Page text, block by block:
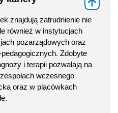
znajdują zatrudnienie nie
również w instytucjach
pozarządowych oraz
Zdobyte
i terapii pozwalają na
wczesnego
oraz w placówkach